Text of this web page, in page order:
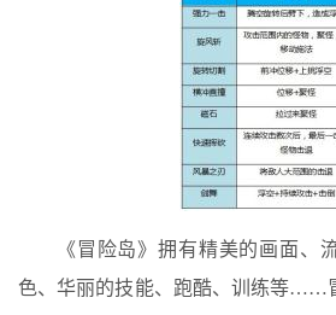
《冒险岛》拥有精美的画面、
色、华丽的技能、跑酷、训练等……